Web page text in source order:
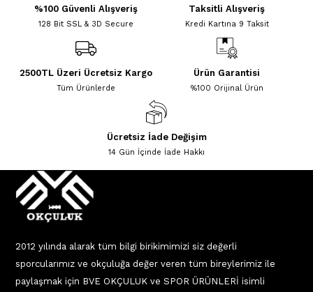
%100 Güvenli Alışveriş
128 Bit SSL & 3D Secure
Taksitli Alışveriş
Kredi Kartına 9 Taksit
2500TL Üzeri Ücretsiz Kargo
Tüm Ürünlerde
Ürün Garantisi
%100 Orijinal Ürün
Ücretsiz İade Değişim
14 Gün İçinde İade Hakkı
2012 yılında alarak tüm bilgi birikimimizi siz değerli
sporcularımız ve okçuluğa değer veren tüm bireylerimiz ile
paylaşmak için BVE OKÇULUK ve SPOR ÜRÜNLERİ isimli